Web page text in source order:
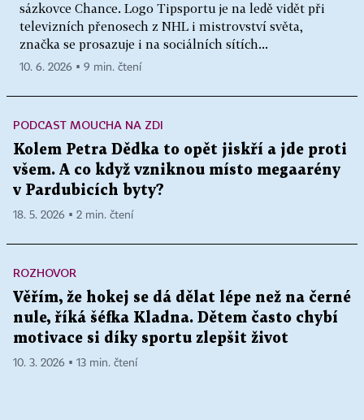
sázkovce Chance. Logo Tipsportu je na ledě vidět při
televizních přenosech z NHL i mistrovství světa,
značka se prosazuje i na sociálních sítích...
10. 6. 2026 ▪ 9 min. čtení
PODCAST MOUCHA NA ZDI
Kolem Petra Dědka to opět jiskří a jde proti
všem. A co když vzniknou místo megaarény
v Pardubicích byty?
18. 5. 2026 ▪ 2 min. čtení
ROZHOVOR
Věřím, že hokej se dá dělat lépe než na černé
nule, říká šéfka Kladna. Dětem často chybí
motivace si díky sportu zlepšit život
10. 3. 2026 ▪ 13 min. čtení